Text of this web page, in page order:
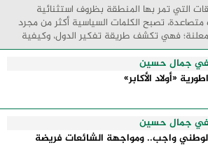
التي تمر بها المنطقة بظروف استثنائية
متصاعدة، تصبح الكلمات السياسية أكثر من مجرد
فهي تكشف طريقة تفكير الدول، وكيفية
والحدود التي تفصل بين القوة ...
جمال حسين
«أولاد الأكابر»
جمال حسين
واجب.. ومواجهة الشائعات فريضة